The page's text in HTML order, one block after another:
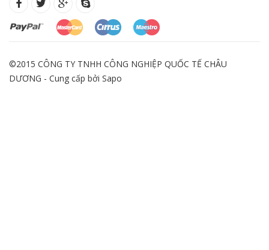
©2015 CÔNG TY TNHH CÔNG NGHIỆP QUỐC TẾ CHÂU
DƯƠNG - Cung cấp bởi Sapo